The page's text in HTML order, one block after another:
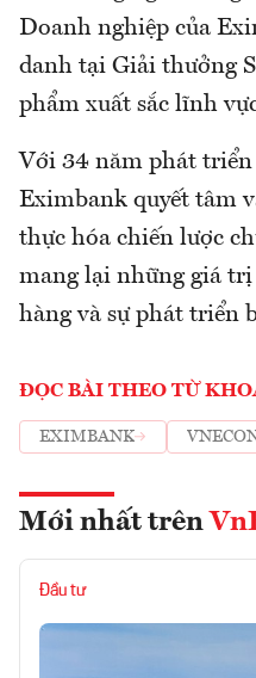
Doanh nghiệp của
danh tại Giải thưởng
phẩm xuất sắc lĩnh
Với 34 năm phát triển
Eximbank quyết tâm
thực hóa chiến lược
mang lại những giá
hàng và sự phát triển
ĐỌC BÀI THEO TỪ
EXIMBANK
Mới nhất trên
Đầu tư